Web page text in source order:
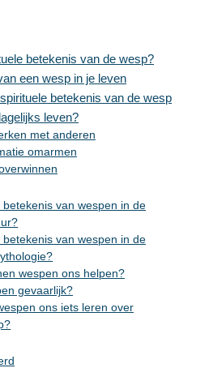
betekenis van de wesp?
een wesp in je leven
betekenis van de wesp
leven?
met anderen
omarmen
betekenis van wespen in de
betekenis van wespen in de
wespen ons helpen?
gevaarlijk?
ons iets leren over